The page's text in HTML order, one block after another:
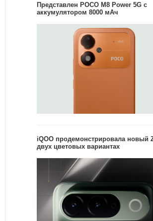
Представлен POCO M8 Power 5G с
аккумулятором 8000 мАч
iQOO продемонстрировала новый
двух цветовых вариантах